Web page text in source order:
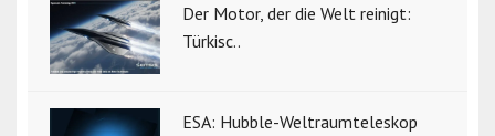
Der Motor, der die Welt reinigt:
Türkisc..
ESA: Hubble-Weltraumteleskop